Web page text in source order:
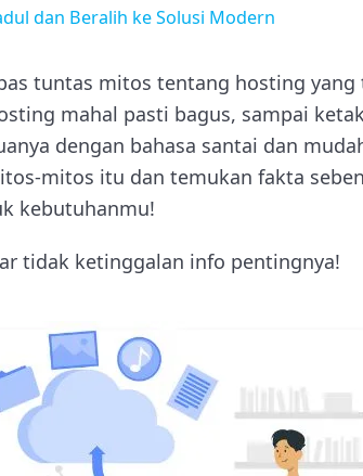
dan Beralih ke Solusi Modern
tuntas mitos tentang hosting
mahal pasti bagus, sampai
dengan bahasa santai dan
mitos itu dan temukan fakta
kebutuhanmu!
tidak ketinggalan info pentingnya!